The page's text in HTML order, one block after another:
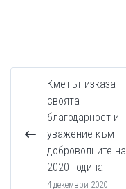
Кметът изказа
своята
благодарност и
уважение към
доброволците на
2020 година
4 декември 2020